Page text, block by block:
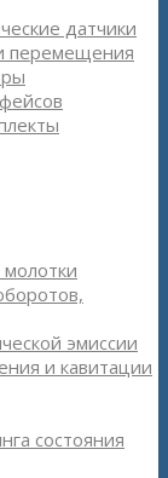
датчики
перемещения
эмиссии
и кавитации
состояния